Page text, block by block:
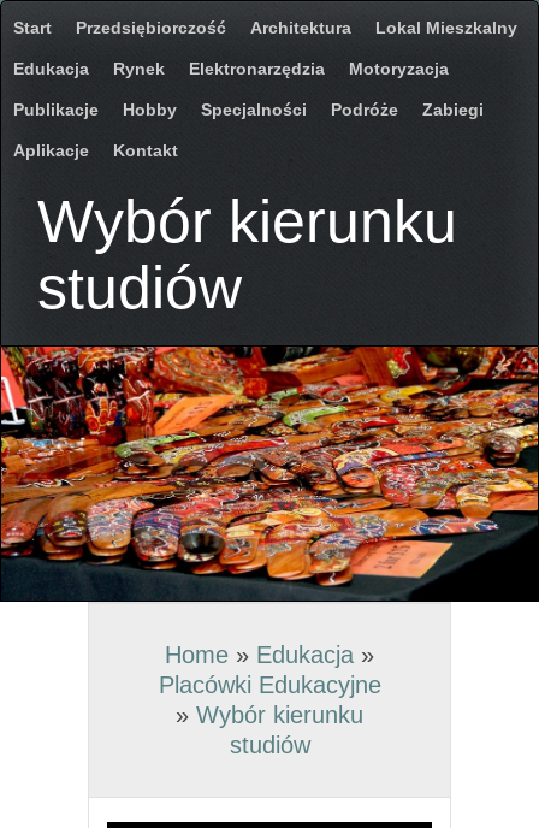
Start Przedsiębiorczość Architektura Lokal Mieszkalny
Edukacja Rynek Elektronarzędzia Motoryzacja
Publikacje Hobby Specjalności Podróże Zabiegi
Aplikacje Kontakt
Wybór kierunku
studiów
Home » Edukacja »
Placówki Edukacyjne
» Wybór kierunku
studiów